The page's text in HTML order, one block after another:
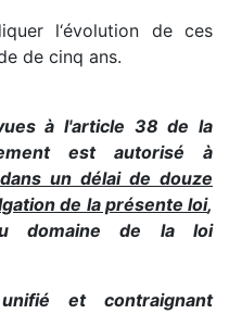
l‘évolution de ces
de cinq ans.
à l'article 38 de la
est autorisé à
dans un délai de douze
de la présente loi,
domaine de la loi
et contraignant